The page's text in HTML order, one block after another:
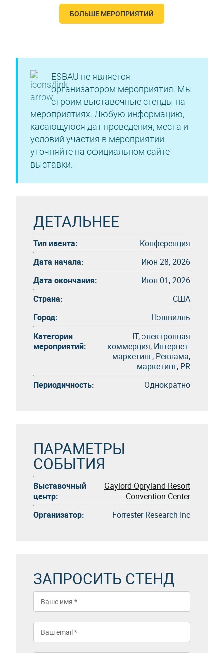
БОЛЬШЕ МЕРОПРИЯТИЙ
ESBAU не является
организатором мероприятия. Мы
строим выставочные стенды на
мероприятиях. Любую информацию,
касающуюся дат проведения, места и
условий участия в мероприятии
уточняйте на официальном сайте
выставки.
ДЕТАЛЬНЕЕ
Тип ивента:
Конференция
Дата начала:
Июн 28, 2026
Дата окончания:
Июл 01, 2026
Страна:
США
Город:
Нэшвилль
Категории
мероприятий:
IT, электронная
коммерция, Интернет-
маркетинг, Реклама,
маркетинг, PR
Периодичность:
Однократно
ПАРАМЕТРЫ
СОБЫТИЯ
Выставочный
центр:
Gaylord Opryland Resort
Convention Center
Организатор:
Forrester Research Inc
ЗАПРОСИТЬ СТЕНД